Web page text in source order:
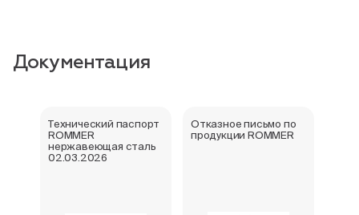
Документация
Технический паспорт
ROMMER
нержавеющая сталь
02.03.2026
Отказное письмо по
продукции ROMMER